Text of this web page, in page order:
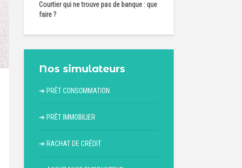
Courtier qui ne trouve pas de banque : que
faire ?
Nos simulateurs
➔ PRÊT CONSOMMATION
➔ PRÊT IMMOBILIER
➔ RACHAT DE CRÉDIT